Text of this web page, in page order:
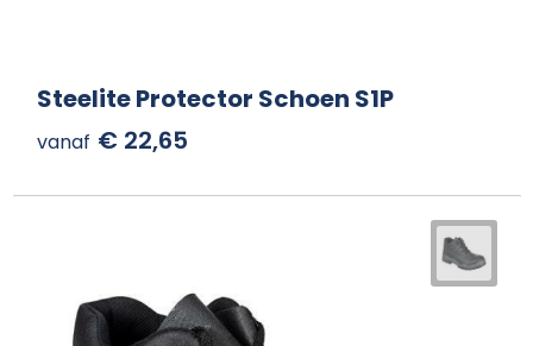
Steelite Protector Schoen S1P
vanaf € 22,65